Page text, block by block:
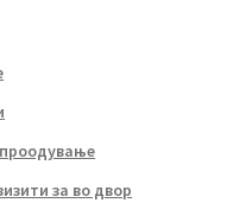
за во двор